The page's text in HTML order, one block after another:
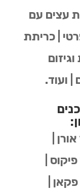
עצים עם
| כריתת
| ועוד.
|
|
|